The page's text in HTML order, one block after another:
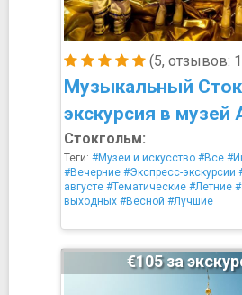
(5, отзывов:
Музыкальный
экскурсия в музей
Стокгольм:
Теги: #Музеи и искусство #Все
#Вечерние #Экспресс-экскурсии
августе #Тематические #Летние
выходных #Весной #Лучшие
€105 за